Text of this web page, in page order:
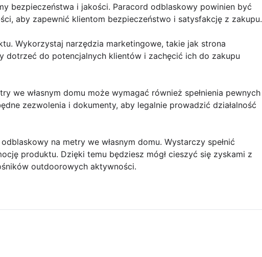
bezpieczeństwa i jakości. Paracord odblaskowy powinien być
aby zapewnić klientom bezpieczeństwo i satysfakcję z zakupu.
Wykorzystaj narzędzia marketingowe, takie jak strona
dotrzeć do potencjalnych klientów i zachęcić ich do zakupu
we własnym domu może wymagać również spełnienia pewnych
zezwolenia i dokumenty, aby legalnie prowadzić działalność
na metry we własnym domu. Wystarczy spełnić
produktu. Dzięki temu będziesz mógł cieszyć się zyskami z
outdoorowych aktywności.